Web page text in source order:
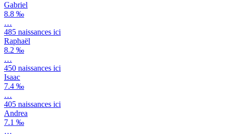
Gabriel
8.8 ‰
…
485 naissances ici
Raphaël
8.2 ‰
…
450 naissances ici
Isaac
7.4 ‰
…
405 naissances ici
Andrea
7.1 ‰
…